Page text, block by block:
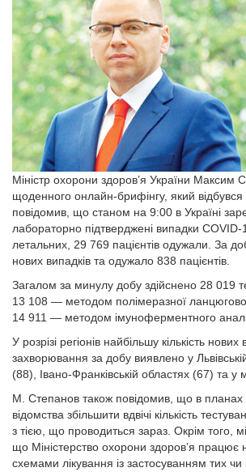
Міністр охорони здоров’я України Максим
щоденного онлайн-брифінгу, який відбувся
повідомив, що станом на 9:00 в Україні
лабораторно підтверджені випадки
летальних, 29 769 пацієнтів одужали. За
нових випадків та одужало 838 пацієнтів.
Загалом за минулу добу здійснено 28 019
13 108 — методом полімеразної ланцюгової
14 911 — методом імуноферментного
У розрізі регіонів найбільшу кількість нових
захворювання за добу виявлено у
(88), Івано-Франківській областях (67) та у
М. Степанов також повідомив, що в планах
відомства збільшити вдвічі кількість
з тією, що проводиться зараз. Окрім того,
що Міністерство охорони здоров’я працює
схемами лікування із застосуванням тих чи